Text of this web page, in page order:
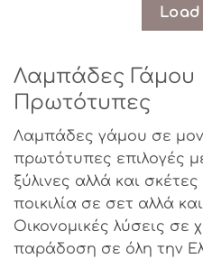
Λαμπάδες Γάμου
Πρωτότυπες
Λαμπάδες γάμου σε
πρωτότυπες επιλογές
ξύλινες αλλά και
ποικιλία σε σετ αλλά
Οικονομικές λύσεις σε
παράδοση σε όλη την